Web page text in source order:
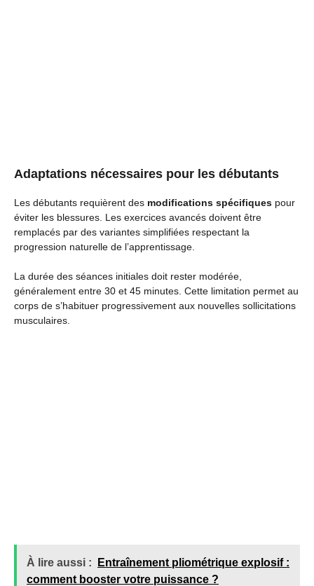
Adaptations nécessaires pour les débutants
Les débutants requièrent des modifications spécifiques pour
éviter les blessures. Les exercices avancés doivent être
remplacés par des variantes simplifiées respectant la
progression naturelle de l’apprentissage.
La durée des séances initiales doit rester modérée,
généralement entre 30 et 45 minutes. Cette limitation permet au
corps de s’habituer progressivement aux nouvelles sollicitations
musculaires.
À lire aussi :
Entraînement pliométrique explosif :
comment booster votre puissance ?